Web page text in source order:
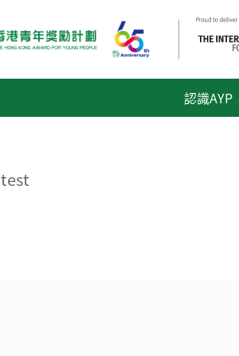
認識AYP
test